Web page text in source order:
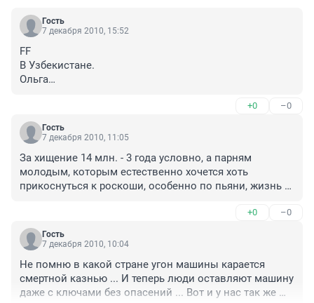
Гость
7 декабря 2010, 15:52
FF
В Узбекистане.
Ольга
+0 –0
Гость
7 декабря 2010, 11:05
За хищение 14 млн. - 3 года условно, а парням
молодым, которым естественно хочется хоть
прикоснуться к роскоши, особенно по пьяни, жизнь
кастовое расслоение в обществе. Да и алкоголизм
губит людей всё больше
+0 –0
Гость
7 декабря 2010, 10:04
Не помню в какой стране угон машины карается
смертной казнью ... И теперь люди оставляют машину
даже с ключами без опасений ... Вот и у нас так же